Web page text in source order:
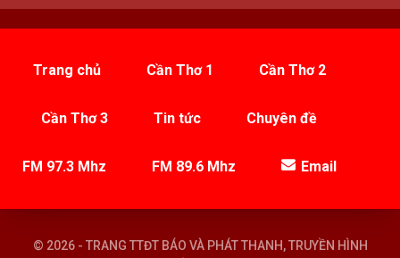
Trang chủ Cần Thơ 1 Cần Thơ 2
Cần Thơ 3 Tin tức Chuyên đề
FM 97.3 Mhz FM 89.6 Mhz Email
© 2026 - TRANG TTĐT BÁO VÀ PHÁT THANH, TRUYỀN HÌNH